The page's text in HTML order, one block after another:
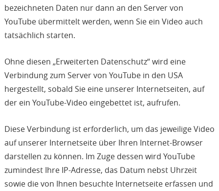
bezeichneten Daten nur dann an den Server von
YouTube übermittelt werden, wenn Sie ein Video auch
tatsächlich starten.
Ohne diesen „Erweiterten Datenschutz“ wird eine
Verbindung zum Server von YouTube in den USA
hergestellt, sobald Sie eine unserer Internetseiten, auf
der ein YouTube-Video eingebettet ist, aufrufen.
Diese Verbindung ist erforderlich, um das jeweilige Video
auf unserer Internetseite über Ihren Internet-Browser
darstellen zu können. Im Zuge dessen wird YouTube
zumindest Ihre IP-Adresse, das Datum nebst Uhrzeit
sowie die von Ihnen besuchte Internetseite erfassen und